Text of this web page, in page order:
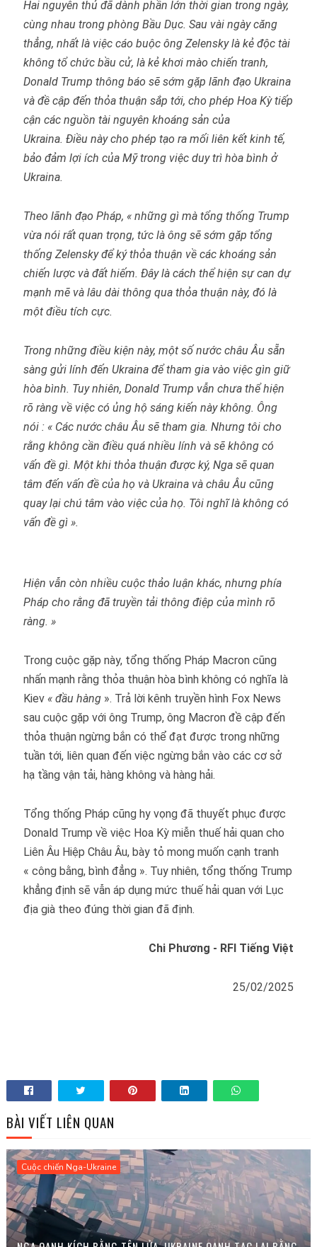
Hai nguyên thủ đã dành phần lớn thời gian trong ngày,
cùng nhau trong phòng Bầu Dục. Sau vài ngày căng
thẳng, nhất là việc cáo buộc ông Zelensky là kẻ độc tài
không tổ chức bầu cử, là kẻ khơi mào chiến tranh,
Donald Trump thông báo sẽ sớm gặp lãnh đạo Ukraina
và đề cập đến thỏa thuận sắp tới, cho phép Hoa Kỳ tiếp
cận các nguồn tài nguyên khoáng sản của
Ukraina. Điều này cho phép tạo ra mối liên kết kinh tế,
bảo đảm lợi ích của Mỹ trong việc duy trì hòa bình ở
Ukraina.
Theo lãnh đạo Pháp, « những gì mà tổng thống Trump
vừa nói rất quan trọng, tức là ông sẽ sớm gặp tổng
thống Zelensky để ký thỏa thuận về các khoáng sản
chiến lược và đất hiếm. Đây là cách thể hiện sự can dự
mạnh mẽ và lâu dài thông qua thỏa thuận này, đó là
một điều tích cực.
Trong những điều kiện này, một số nước châu Âu sẵn
sàng gửi lính đến Ukraina để tham gia vào việc gìn giữ
hòa bình. Tuy nhiên, Donald Trump vẫn chưa thể hiện
rõ ràng về việc có ủng hộ sáng kiến này không. Ông
nói : « Các nước châu Âu sẽ tham gia. Nhưng tôi cho
rằng không cần điều quá nhiều lính và sẽ không có
vấn đề gì. Một khi thỏa thuận được ký, Nga sẽ quan
tâm đến vấn đề của họ và Ukraina và châu Âu cũng
quay lại chú tâm vào việc của họ. Tôi nghĩ là không có
vấn đề gì ».
Hiện vẫn còn nhiều cuộc thảo luận khác, nhưng phía
Pháp cho rằng đã truyền tải thông điệp của mình rõ
ràng. »
Trong cuộc gặp này, tổng thống Pháp Macron cũng
nhấn mạnh rằng thỏa thuận hòa bình không có nghĩa là
Kiev « đầu hàng ». Trả lời kênh truyền hình Fox News
sau cuộc gặp với ông Trump, ông Macron đề cập đến
thỏa thuận ngừng bắn có thể đạt được trong những
tuần tới, liên quan đến việc ngừng bắn vào các cơ sở
hạ tầng vận tải, hàng không và hàng hải.
Tổng thống Pháp cũng hy vọng đã thuyết phục được
Donald Trump về việc Hoa Kỳ miễn thuế hải quan cho
Liên Âu Hiệp Châu Âu, bày tỏ mong muốn cạnh tranh
« công bằng, bình đẳng ». Tuy nhiên, tổng thống Trump
khẳng định sẽ vẫn áp dụng mức thuế hải quan với Lục
địa già theo đúng thời gian đã định.
Chi Phương - RFI Tiếng Việt
25/02/2025
BÀI VIẾT LIÊN QUAN
Cuộc chiến Nga-Ukraine